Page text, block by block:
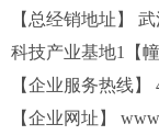
【总经销地址】
科技产业基地1【
【企业服务热线】
【企业网址】